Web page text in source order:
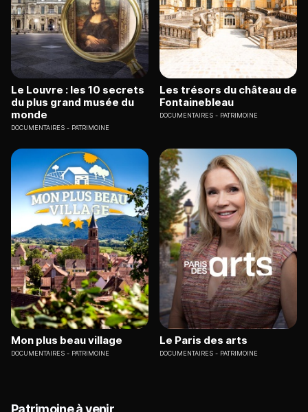
Le Louvre : les 10 secrets
du plus grand musée du
monde
DOCUMENTAIRES PATRIMOINE
Les trésors du château de
Fontainebleau
DOCUMENTAIRES PATRIMOINE
Mon plus beau village
DOCUMENTAIRES PATRIMOINE
Le Paris des arts
DOCUMENTAIRES PATRIMOINE
Patrimoine à venir